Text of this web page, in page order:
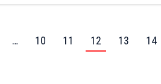
… 10 11 12 13 14